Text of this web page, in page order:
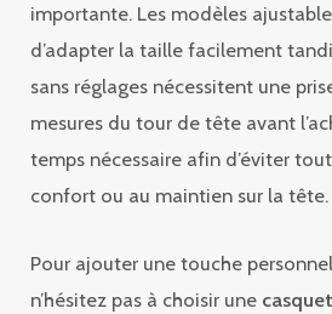
importante. Les modèles
d’adapter la taille facilement
sans réglages nécessitent une
mesures du tour de tête avant
temps nécessaire afin d’éviter
confort ou au maintien sur la tête.
Pour ajouter une touche
n’hésitez pas à choisir une